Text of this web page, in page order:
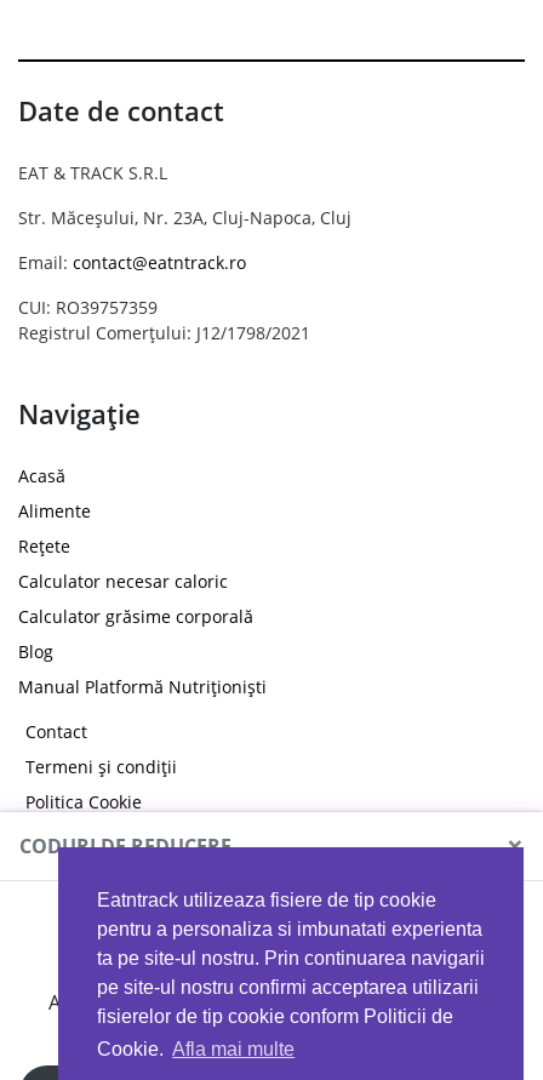
Eatntrack utilizeaza fisiere de tip cookie
pentru a personaliza si imbunatati experienta
ta pe site-ul nostru. Prin continuarea navigarii
pe site-ul nostru confirmi acceptarea utilizarii
fisierelor de tip cookie conform Politicii de
Cookie. Afla mai multe
Date de contact
EAT & TRACK S.R.L
Str. Măceșului, Nr. 23A, Cluj-Napoca, Cluj
Email: contact@eatntrack.ro
CUI: RO39757359
Registrul Comerțului: J12/1798/2021
Navigație
Acasă
Alimente
Rețete
Calculator necesar caloric
Calculator grăsime corporală
Blog
Manual Platformă Nutriționiști
Contact
Termeni și condiții
Politica Cookie
Politica de confidențialitate
CODURI DE REDUCERE ×
MYPROTEIN
Ai 40%reducere la orice comandă folosind codul
EATTRACK